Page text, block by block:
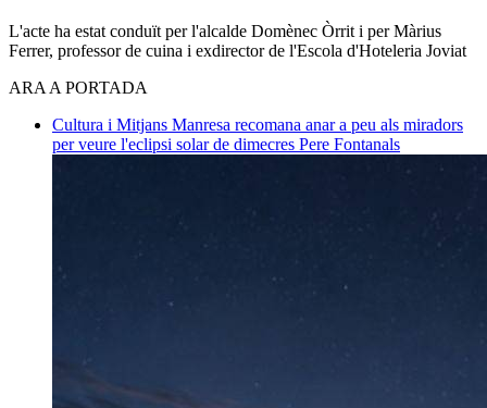
L'acte ha estat conduït per l'alcalde Domènec Òrrit i per Màrius
Ferrer, professor de cuina i exdirector de l'Escola d'Hoteleria Joviat
ARA A PORTADA
Cultura i Mitjans Manresa recomana anar a peu als miradors
per veure l'eclipsi solar de dimecres Pere Fontanals